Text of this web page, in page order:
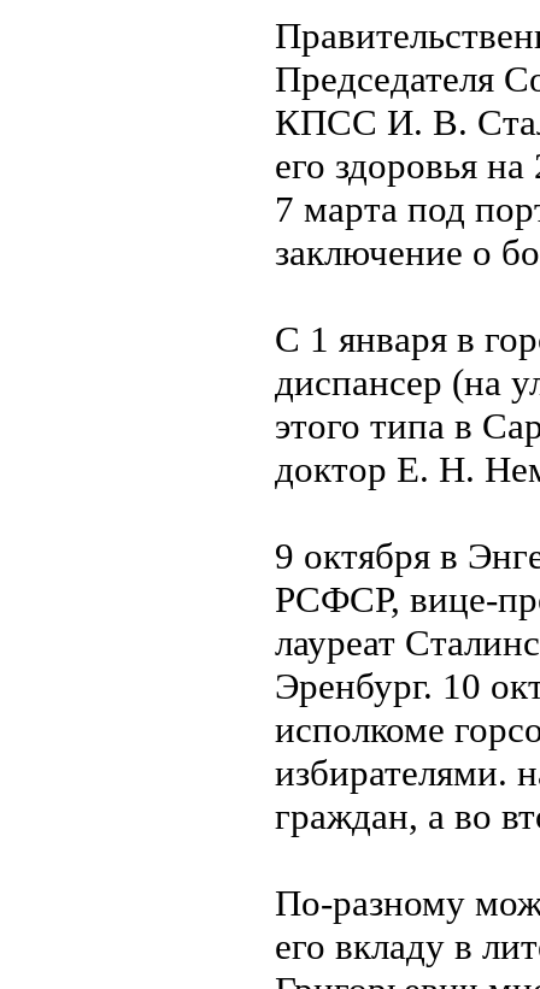
Председателя
КПСС И. В.
его здоровья
7 марта под
заключение о
С 1 января в
диспансер (на
этого типа в
доктор Е. Н.
9 октября в
РСФСР, вице-
лауреат
Эренбург. 10
исполкоме
избирателями.
граждан, а во
По-разному
его вкладу в